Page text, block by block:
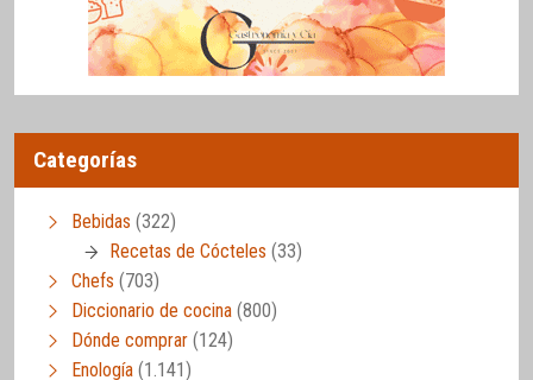
Categorías
Bebidas (322)
Recetas de Cócteles (33)
Chefs (703)
Diccionario de cocina (800)
Dónde comprar (124)
Enología (1.141)